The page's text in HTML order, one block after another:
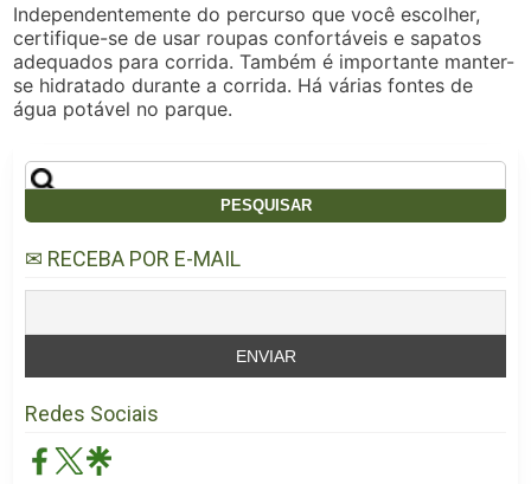
Independentemente do percurso que você escolher,
certifique-se de usar roupas confortáveis e sapatos
adequados para corrida. Também é importante manter-
se hidratado durante a corrida. Há várias fontes de
água potável no parque.
Pesquisar
por:
✉ RECEBA POR E-MAIL
Redes Sociais